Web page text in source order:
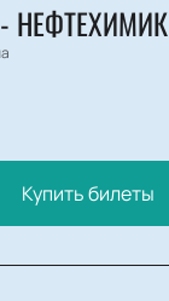
НЕФТЕХИМИК
Купить билеты